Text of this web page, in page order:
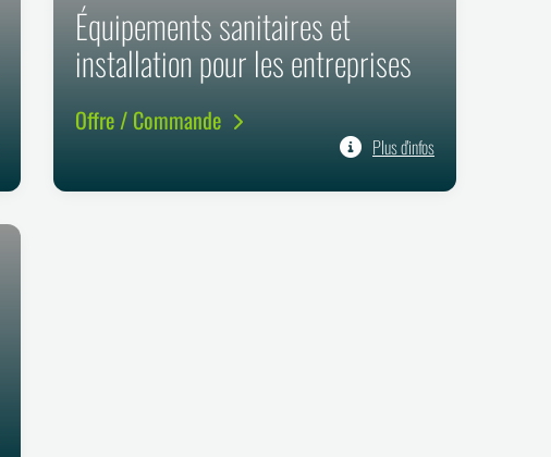
Équipements sanitaires et
installation pour les entreprises
Offre / Commande
Plus d'infos